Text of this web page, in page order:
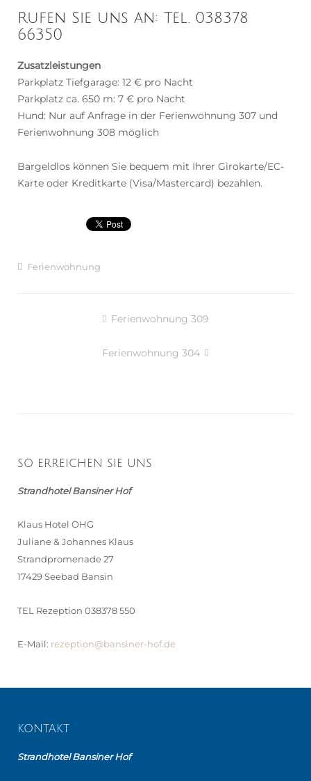
Rufen Sie uns an: Tel. 038378
66350
Zusatzleistungen
Parkplatz Tiefgarage: 12 € pro Nacht
Parkplatz ca. 650 m: 7 € pro Nacht
Hund: Nur auf Anfrage in der Ferienwohnung 307 und
Ferienwohnung 308 möglich
Bargeldlos können Sie bequem mit Ihrer Girokarte/EC-
Karte oder Kreditkarte (Visa/Mastercard) bezahlen.
Ferienwohnung
Ferienwohnung 309
Ferienwohnung 304
SO ERREICHEN SIE UNS
Strandhotel Bansiner Hof
Klaus Hotel OHG
Juliane & Johannes Klaus
Strandpromenade 27
17429 Seebad Bansin
TEL Rezeption 038378 550
E-Mail: rezeption@bansiner-hof.de
KONTAKT
Strandhotel Bansiner Hof